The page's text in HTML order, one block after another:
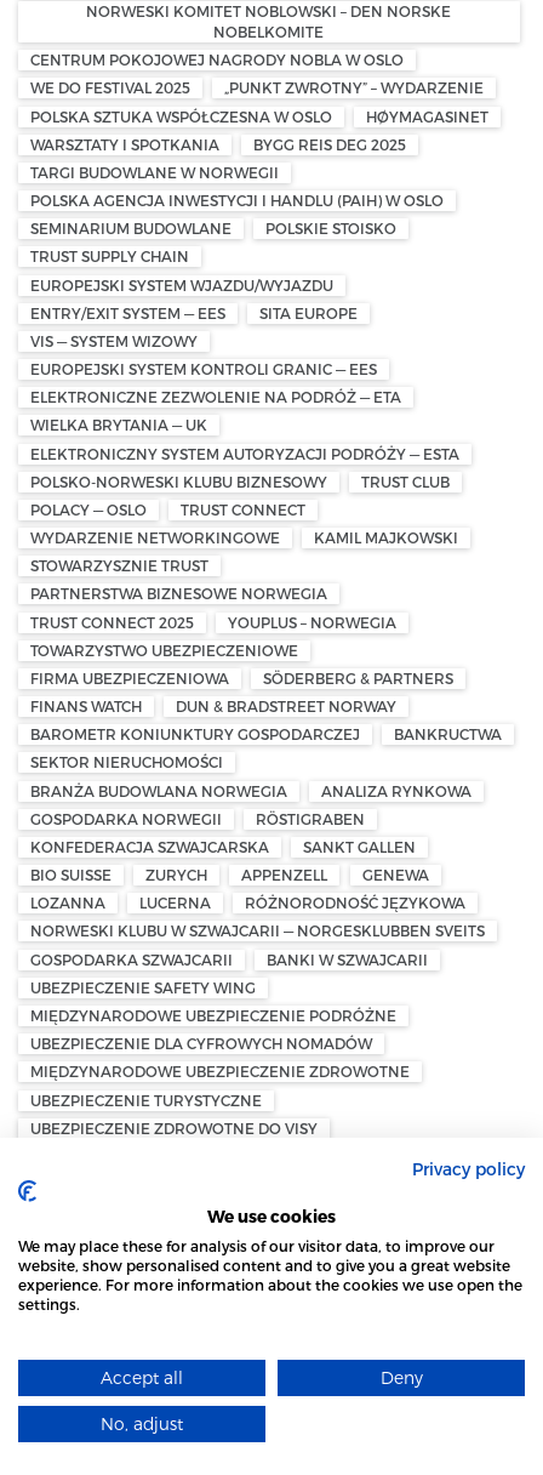
NORWESKI KOMITET NOBLOWSKI – DEN NORSKE
NOBELKOMITE
CENTRUM POKOJOWEJ NAGRODY NOBLA W OSLO
WE DO FESTIVAL 2025
„PUNKT ZWROTNY” – WYDARZENIE
POLSKA SZTUKA WSPÓŁCZESNA W OSLO
HØYMAGASINET
WARSZTATY I SPOTKANIA
BYGG REIS DEG 2025
TARGI BUDOWLANE W NORWEGII
POLSKA AGENCJA INWESTYCJI I HANDLU (PAIH) W OSLO
SEMINARIUM BUDOWLANE
POLSKIE STOISKO
TRUST SUPPLY CHAIN
EUROPEJSKI SYSTEM WJAZDU/WYJAZDU
ENTRY/EXIT SYSTEM — EES
SITA EUROPE
VIS — SYSTEM WIZOWY
EUROPEJSKI SYSTEM KONTROLI GRANIC — EES
ELEKTRONICZNE ZEZWOLENIE NA PODRÓŻ — ETA
WIELKA BRYTANIA — UK
ELEKTRONICZNY SYSTEM AUTORYZACJI PODRÓŻY — ESTA
POLSKO-NORWESKI KLUBU BIZNESOWY
TRUST CLUB
POLACY — OSLO
TRUST CONNECT
WYDARZENIE NETWORKINGOWE
KAMIL MAJKOWSKI
STOWARZYSZNIE TRUST
PARTNERSTWA BIZNESOWE NORWEGIA
TRUST CONNECT 2025
YOUPLUS – NORWEGIA
TOWARZYSTWO UBEZPIECZENIOWE
FIRMA UBEZPIECZENIOWA
SÖDERBERG & PARTNERS
FINANS WATCH
DUN & BRADSTREET NORWAY
BAROMETR KONIUNKTURY GOSPODARCZEJ
BANKRUCTWA
SEKTOR NIERUCHOMOŚCI
BRANŻA BUDOWLANA NORWEGIA
ANALIZA RYNKOWA
GOSPODARKA NORWEGII
RÖSTIGRABEN
KONFEDERACJA SZWAJCARSKA
SANKT GALLEN
BIO SUISSE
ZURYCH APPENZELL
GENEWA
LOZANNA
LUCERNA
RÓŻNORODNOŚĆ JĘZYKOWA
NORWESKI KLUBU W SZWAJCARII — NORGESKLUBBEN SVEITS
GOSPODARKA SZWAJCARII
BANKI W SZWAJCARII
UBEZPIECZENIE SAFETY WING
MIĘDZYNARODOWE UBEZPIECZENIE PODRÓŻNE
UBEZPIECZENIE DLA CYFROWYCH NOMADÓW
MIĘDZYNARODOWE UBEZPIECZENIE ZDROWOTNE
UBEZPIECZENIE TURYSTYCZNE
UBEZPIECZENIE ZDROWOTNE DO VISY
UBEZPIECZENIE Z KARTY KREDYTOWEJ — NORWEGIA
PODRÓŻ DO NORWEGII — UBEZPIECZENIE
DZIEDZICZENIE W NORWEGII
AGENCJA NIERUCHOMOŚCI – PRIVATMEGLEREN PREMIUM
KORNELIA KRYNICKA
GRØNT BOLIGLÅN
OBOWIĄZKI PRACODAWCY W NORWEGII
FOLKETRYGDEN — NORWESKI SYSTEM UBEZPIECZEŃ
STRONA LOCAL MARKET WYKORZYSTUJE PLIKI
DOWIEDZ SIĘ WIĘCEJ
Privacy policy
We use cookies
We may place these for analysis of our visitor data, to improve our
website, show personalised content and to give you a great website
experience. For more information about the cookies we use open the
settings.
Accept all Deny
No, adjust